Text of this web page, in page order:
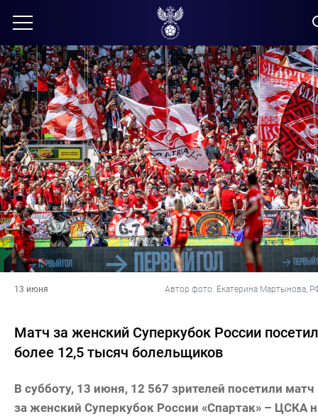
13 июня Автор фото: Екатерина Мартынова,
Матч за женский Суперкубок России
более 12,5 тысяч болельщиков
В субботу, 13 июня, 12 567 зрителей посетили матч
за женский Суперкубок России «Спартак» – ЦСКА